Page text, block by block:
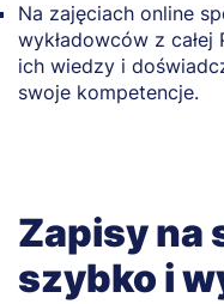
Na zajęciach online
wykładowców z
ich wiedzy i
swoje kompetencje.
Zapisy na
szybko i